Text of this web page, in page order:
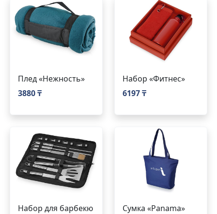
Плед «Нежность»
3880 ₸
Набор «Фитнес»
6197 ₸
Набор для барбекю
Сумка «Panama»